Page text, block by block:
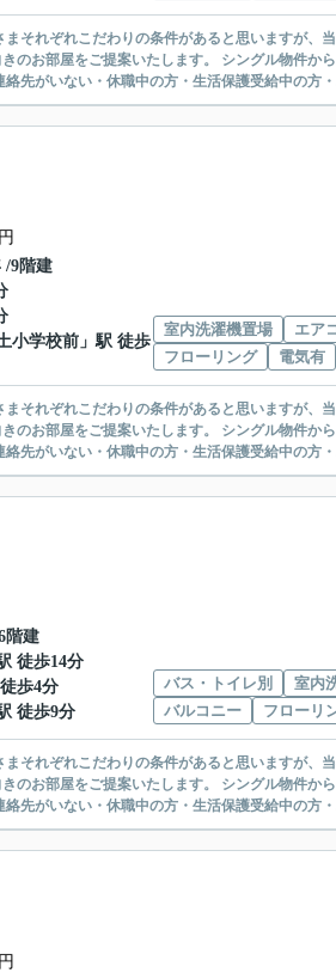
シングル物件からファミリー物件まで、他には
す。 保証人がいない・緊急連絡先がいない・休職中の方・生活保護受給中の方
/9階建
小学校前 」駅 徒歩
室内洗濯機置場 エア
フローリング
電気有
シングル物件からファミリー物件まで、他には
す。 保証人がいない・緊急連絡先がいない・休職中の方・生活保護受給中の方
階建
徒歩14分
歩4分
徒歩9分
バス・トイレ別 室内
バルコニー
フローリ
シングル物件からファミリー物件まで、他には
す。 保証人がいない・緊急連絡先がいない・休職中の方・生活保護受給中の方